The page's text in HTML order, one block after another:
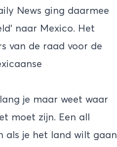
News ging daarmee
naar Mexico. Het
van de raad voor de
je maar weet waar
moet zijn. Een all
als je het land wilt gaan